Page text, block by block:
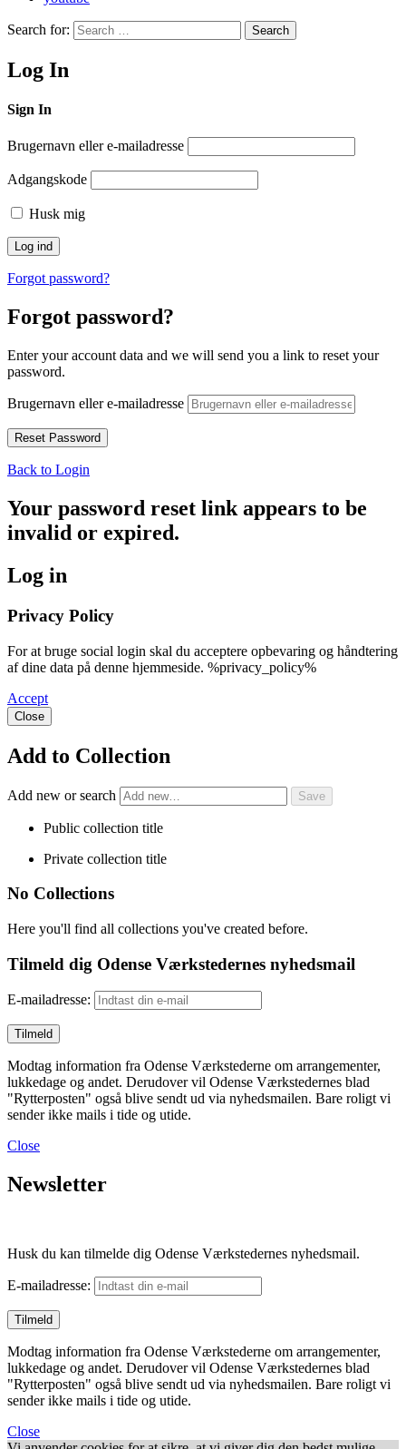
Search for: Search
Log In
Sign In
Brugernavn eller e-mailadresse
Adgangskode
Husk mig
Forgot password?
Forgot password?
Enter your account data and we will send you a link to reset your
password.
Brugernavn eller e-mailadresse
Back to Login
Your password reset link appears to be
invalid or expired.
Log in
Privacy Policy
For at bruge social login skal du acceptere opbevaring og håndtering
af dine data på denne hjemmeside. %privacy_policy%
Accept
Close
Add to Collection
Add new or search
Public collection title
Private collection title
No Collections
Here you'll find all collections you've created before.
Tilmeld dig Odense Værkstedernes nyhedsmail
E-mailadresse:
Modtag information fra Odense Værkstederne om arrangementer,
lukkedage og andet. Derudover vil Odense Værkstedernes blad
"Rytterposten" også blive sendt ud via nyhedsmailen. Bare roligt vi
sender ikke mails i tide og utide.
Close
Newsletter
Husk du kan tilmelde dig Odense Værkstedernes nyhedsmail.
E-mailadresse:
Modtag information fra Odense Værkstederne om arrangementer,
lukkedage og andet. Derudover vil Odense Værkstedernes blad
"Rytterposten" også blive sendt ud via nyhedsmailen. Bare roligt vi
sender ikke mails i tide og utide.
Close